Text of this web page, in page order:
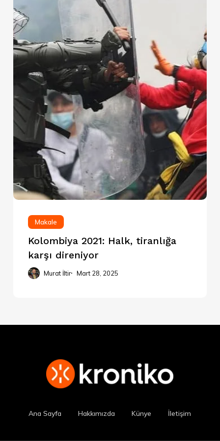
Makale
Kolombiya 2021: Halk, tiranlığa
karşı direniyor
Murat İltir Mart 28, 2025
Ana Sayfa Hakkımızda Künye İletişim